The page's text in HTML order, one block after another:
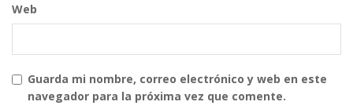
Web
Guarda mi nombre, correo electrónico y web en este
navegador para la próxima vez que comente.